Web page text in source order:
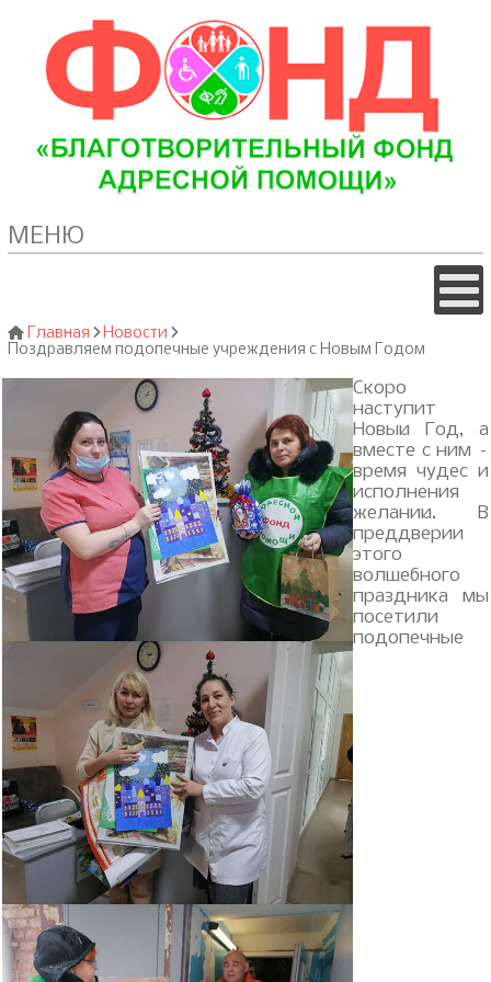
МЕНЮ
Главная
Новости
Поздравляем подопечные учреждения с Новым Годом
Скоро
наступит
Новый Год, а
вместе с ним –
время чудес и
исполнения
желаний. В
преддверии
этого
волшебного
праздника мы
посетили
подопечные